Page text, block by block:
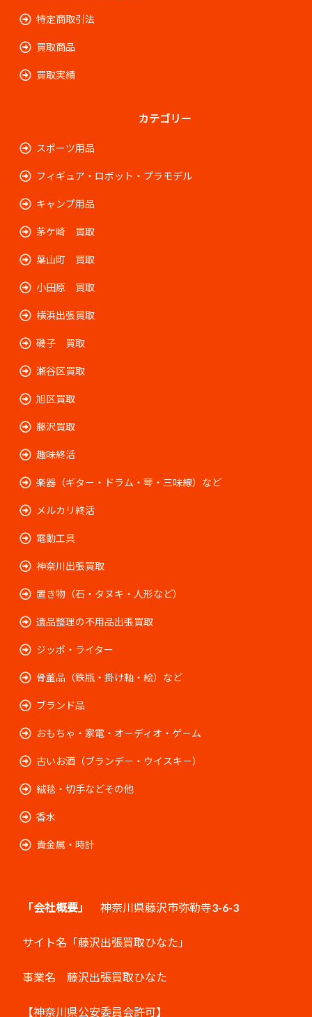
特定商取引法
買取商品
買取実績
カテゴリー
スポーツ用品
フィギュア・ロボット・プラモデル
キャンプ用品
茅ケ崎 買取
葉山町 買取
小田原 買取
横浜出張買取
磯子 買取
瀬谷区買取
旭区買取
藤沢買取
趣味終活
楽器（ギター・ドラム・琴・三味線）など
メルカリ終活
電動工具
神奈川出張買取
置き物（石・タヌキ・人形など）
遺品整理の不用品出張買取
ジッポ・ライター
骨董品（鉄瓶・掛け軸・絵）など
ブランド品
おもちゃ・家電・オ－ディオ・ゲ－ム
古いお酒（ブランデ－・ウイスキ－）
絨毯・切手などその他
香水
貴金属・時計
「会社概要」 神奈川県藤沢市弥勒寺3-6-3
サイト名「藤沢出張買取ひなた」
事業名 藤沢出張買取ひなた
【神奈川県公安委員会許可】